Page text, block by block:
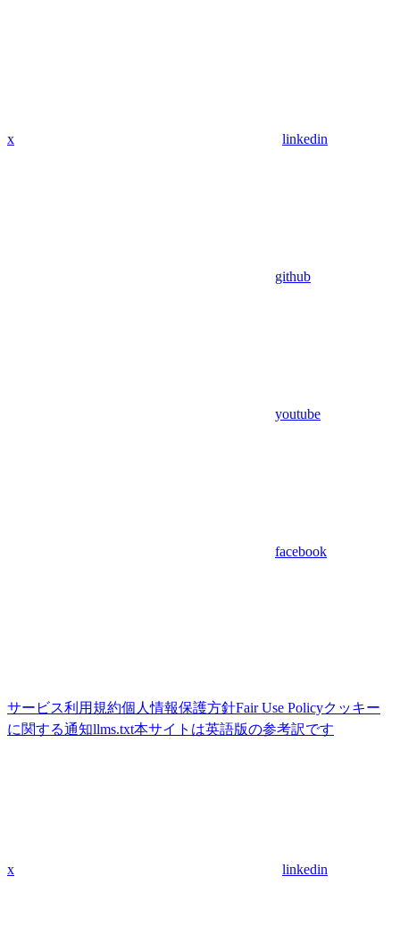
x linkedin
github
youtube
facebook
サービス利用規約個人情報保護方針Fair Use Policyクッキー
に関する通知llms.txt本サイトは英語版の参考訳です
x linkedin